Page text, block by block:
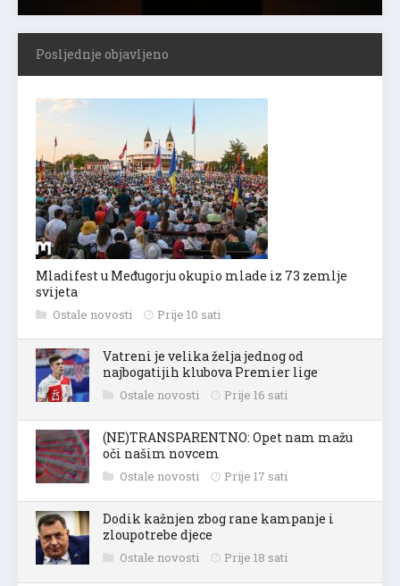
Posljednje objavljeno
Mladifest u Međugorju okupio mlade iz 73 zemlje
svijeta
Ostale novosti Prije 10 sati
Vatreni je velika želja jednog od
najbogatijih klubova Premier lige
Ostale novosti Prije 16 sati
(NE)TRANSPARENTNO: Opet nam mažu
oči našim novcem
Ostale novosti Prije 17 sati
Dodik kažnjen zbog rane kampanje i
zloupotrebe djece
Ostale novosti Prije 18 sati